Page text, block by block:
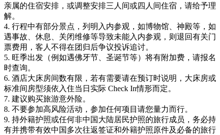
亲属的住宿安排，或调整安排三人间或四人间住宿，请给予理
解。
4. 行程中有部分景点，列明入内参观，如博物馆、神殿等，如
遇事故、休息、关闭维修等导致未能入内参观，则退回有关门
票费用，客人不得在团归后争议投诉追讨。
5. 旺季出发（例如遇佛牙节、圣诞节等）将有附加费，请报名
时查询。
6. 酒店大床房间数有限，若有需要请在预订时说明，大床房或
标准间房型须依入住当日实际 Check In情形而定。
7. 建议购买旅游意外险。
8. 不要参加高风险活动，参加任何项目请您量力而行。
9. 持外籍护照或任何非中国大陆居民护照的旅行成员，务必持
有并携带有效中国多次往返签证和外籍护照原件及必备的旅行